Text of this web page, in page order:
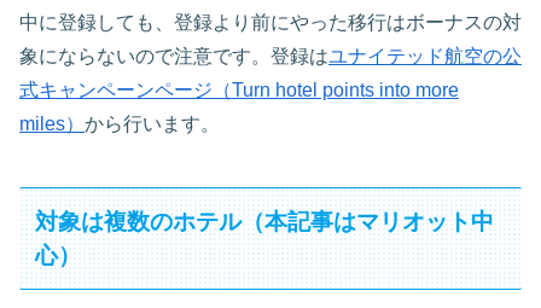
中に登録しても、登録より前にやった移行はボーナスの対
象にならないので注意です。登録はユナイテッド航空の公
式キャンペーンページ（Turn hotel points into more
miles） から行います。
対象は複数のホテル（本記事はマリオット中
心）